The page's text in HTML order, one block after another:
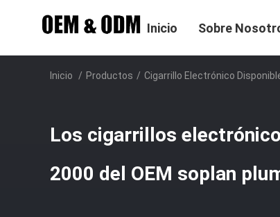
Inicio Sobre
Inicio / Productos / Cigarrillo Electrónico
Los cigarrillos
2000 del OEM soplan